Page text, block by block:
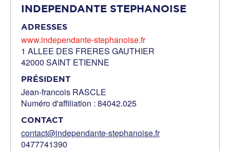
INDEPENDANTE STEPHANOISE
ADRESSES
www.independante-stephanoise.fr
1 ALLEE DES FRERES GAUTHIER
42000 SAINT ETIENNE
PRÉSIDENT
Jean-francois RASCLE
Numéro d'affiliation : 84042.025
CONTACT
contact@independante-stephanoise.fr
0477741390